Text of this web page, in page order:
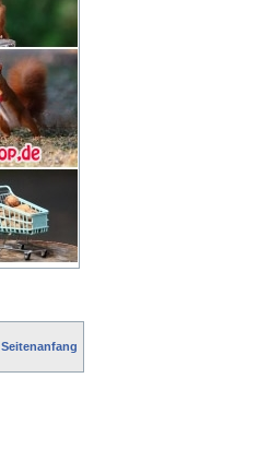
Seitenanfang